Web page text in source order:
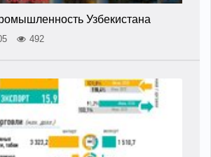
Узбекистана
492